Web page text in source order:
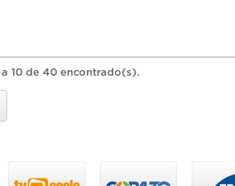
10 de 40 encontrado(s).